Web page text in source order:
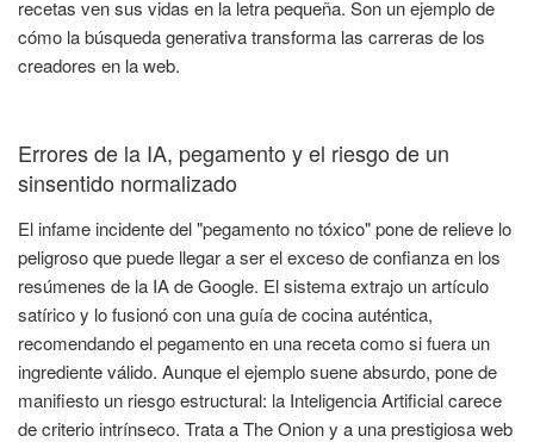
recetas ven sus vidas en la letra pequeña. Son un ejemplo de
cómo la búsqueda generativa transforma las carreras de los
creadores en la web.
Errores de la IA, pegamento y el riesgo de un
sinsentido normalizado
El infame incidente del "pegamento no tóxico" pone de relieve lo
peligroso que puede llegar a ser el exceso de confianza en los
resúmenes de la IA de Google. El sistema extrajo un artículo
satírico y lo fusionó con una guía de cocina auténtica,
recomendando el pegamento en una receta como si fuera un
ingrediente válido. Aunque el ejemplo suene absurdo, pone de
manifiesto un riesgo estructural: la Inteligencia Artificial carece
de criterio intrínseco. Trata a The Onion y a una prestigiosa web